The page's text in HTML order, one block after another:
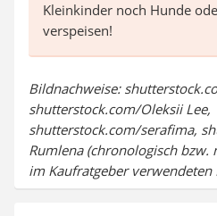
Kleinkinder noch Hunde
verspeisen!
Bildnachweise:
shutterstock.com/Oleksii Lee,
shutterstock.com/serafima,
Rumlena (chronologisch bzw.
im Kaufratgeber